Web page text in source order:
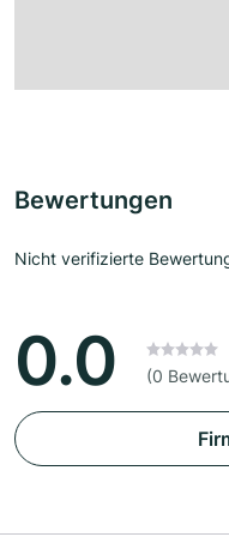
Bewertungen
Nicht verifizierte
0.0 (0